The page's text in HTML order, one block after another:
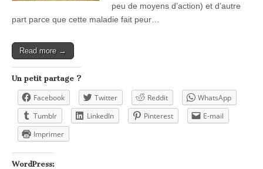
peu de moyens d’action) et d’autre
part parce que cette maladie fait peur…
Read more →
Un petit partage ?
Facebook Twitter Reddit
WhatsApp
Tumblr
LinkedIn Pinterest
E-mail
Imprimer
WordPress: